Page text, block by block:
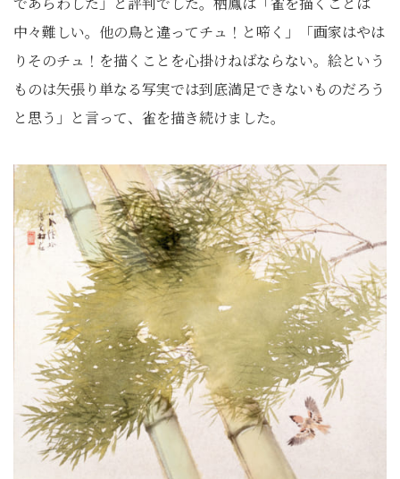
中々難しい。他の鳥と違ってチュ！と啼く」「画家はやは
りそのチュ！を描くことを心掛けねばならない。絵という
ものは矢張り単なる写実では到底満足できないものだろう
と思う」と言って、雀を描き続けました。